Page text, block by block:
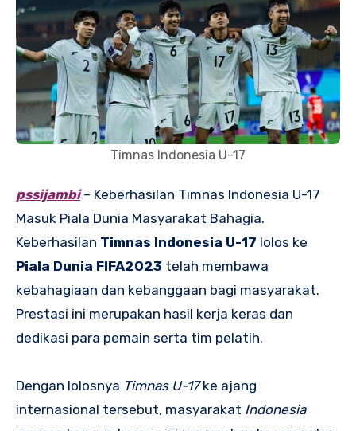
Timnas Indonesia U-17
pssijambi– Keberhasilan Timnas Indonesia U-17
Masuk Piala Dunia Masyarakat Bahagia.
Keberhasilan Timnas Indonesia U-17 lolos ke
Piala Dunia FIFA2023 telah membawa
kebahagiaan dan kebanggaan bagi masyarakat.
Prestasi ini merupakan hasil kerja keras dan
dedikasi para pemain serta tim pelatih.
Dengan lolosnya Timnas U-17ke ajang
internasional tersebut, masyarakat Indonesia